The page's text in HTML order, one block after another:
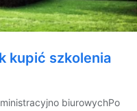
kupić szkolenia
biurowychPo